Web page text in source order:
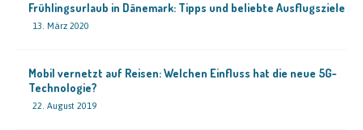
Frühlingsurlaub in Dänemark: Tipps und beliebte Ausflugsziele
13. März 2020
Mobil vernetzt auf Reisen: Welchen Einfluss hat die neue 5G-
Technologie?
22. August 2019